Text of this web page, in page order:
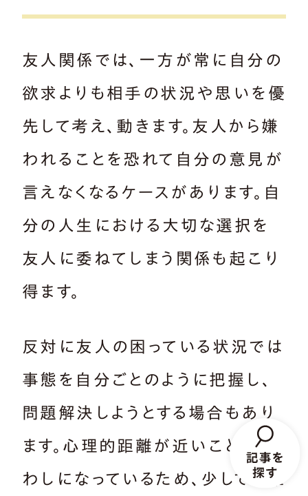
友人関係では、一方が常に自分の
欲求よりも相手の状況や思いを優
先して考え、動きます。友人から嫌
われることを恐れて自分の意見が
言えなくなるケースがあります。自
分の人生における大切な選択を
友人に委ねてしまう関係も起こり
得ます。
反対に友人の困っている状況では
事態を自分ごとのように把握し、
問題解決しようとする場合もあり
ます。心理的距離が近いことが習
わしになっているため、少しでも距